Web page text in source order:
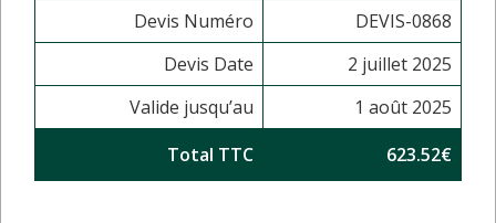
Devis Numéro
DEVIS-0868
Devis Date
2 juillet 2025
Valide jusqu’au
1 août 2025
Total TTC
623.52€